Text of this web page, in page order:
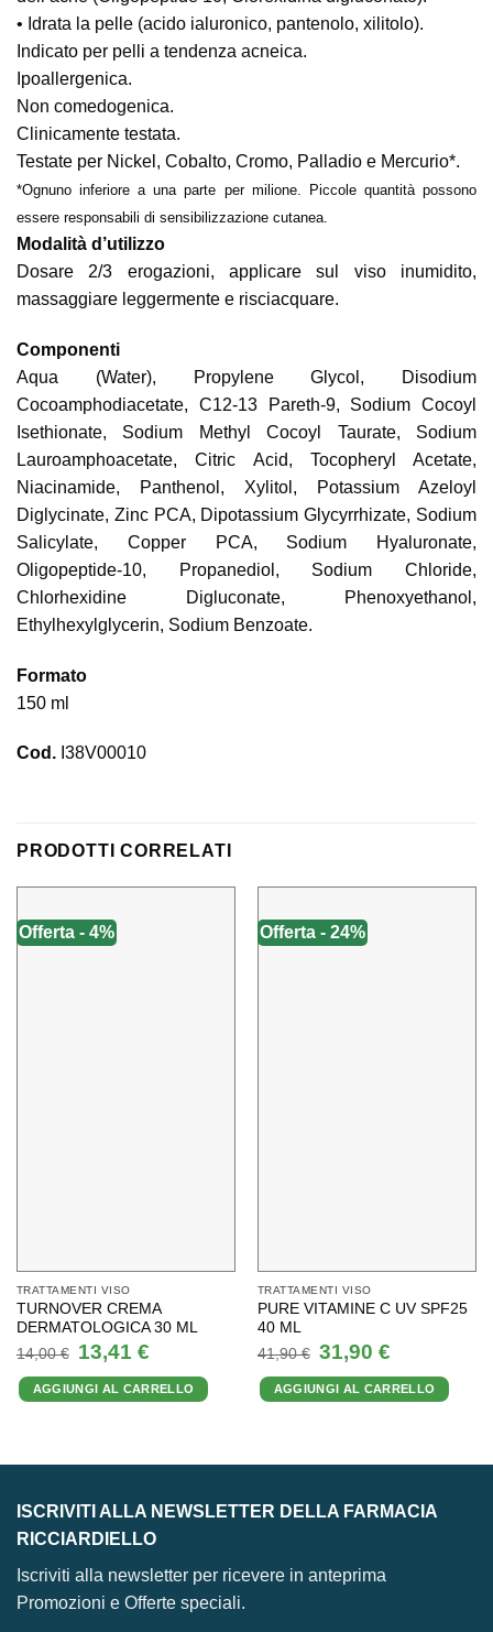
• Idrata la pelle (acido ialuronico, pantenolo, xilitolo).
Indicato per pelli a tendenza acneica.
Ipoallergenica.
Non comedogenica.
Clinicamente testata.
Testate per Nickel, Cobalto, Cromo, Palladio e Mercurio*.
*Ognuno inferiore a una parte per milione. Piccole quantità possono
essere responsabili di sensibilizzazione cutanea.
Modalità d’utilizzo
Dosare 2/3 erogazioni, applicare sul viso inumidito,
massaggiare leggermente e risciacquare.
Componenti
Aqua (Water), Propylene Glycol, Disodium
Cocoamphodiacetate, C12-13 Pareth-9, Sodium Cocoyl
Isethionate, Sodium Methyl Cocoyl Taurate, Sodium
Lauroamphoacetate, Citric Acid, Tocopheryl Acetate,
Niacinamide, Panthenol, Xylitol, Potassium Azeloyl
Diglycinate, Zinc PCA, Dipotassium Glycyrrhizate, Sodium
Salicylate, Copper PCA, Sodium Hyaluronate,
Oligopeptide-10, Propanediol, Sodium Chloride,
Chlorhexidine Digluconate, Phenoxyethanol,
Ethylhexylglycerin, Sodium Benzoate.
Formato
150 ml
Cod. I38V00010
PRODOTTI CORRELATI
Offerta - 4%
TRATTAMENTI VISO
TURNOVER CREMA
DERMATOLOGICA 30 ML
14,00€
Il
prezzo
originale
era:
14,00 €.
13,41 €Il
prezzo
attuale
è:
13,41 €.
AGGIUNGI AL CARRELLO
Offerta - 24%
TRATTAMENTI VISO
PURE VITAMINE C UV SPF25
40 ML
41,90€ Il
prezzo
originale
era:
41,90 €.
31,90 €Il
prezzo
attuale
è:
31,90 €.
AGGIUNGI AL CARRELLO
ISCRIVITI ALLA NEWSLETTER DELLA FARMACIA
RICCIARDIELLO
Iscriviti alla newsletter per ricevere in anteprima
Promozioni e Offerte speciali.